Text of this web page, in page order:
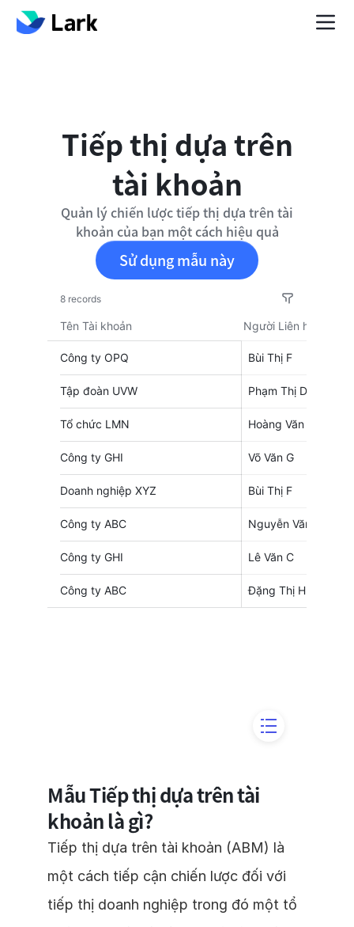
Tiếp thị dựa trên
tài khoản
Quản lý chiến lược tiếp thị dựa trên tài
khoản của bạn một cách hiệu quả
Sử dụng mẫu này
Mẫu Tiếp thị dựa trên tài
khoản là gì?
Tiếp thị dựa trên tài khoản (ABM) là
một cách tiếp cận chiến lược đối với
tiếp thị doanh nghiệp trong đó một tổ